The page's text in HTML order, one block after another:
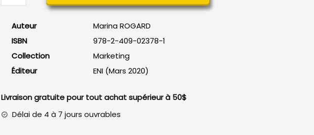
LinkedIn
Auteur
Marina ROGARD
ISBN
978-2-409-02378-1
Collection
Marketing
Éditeur
ENI (Mars 2020)
Livraison gratuite pour tout achat supérieur à 50$
Délai de 4 à 7 jours ouvrables